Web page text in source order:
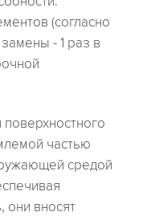
(согласно
- 1 раз в
частью
средой
они вносят